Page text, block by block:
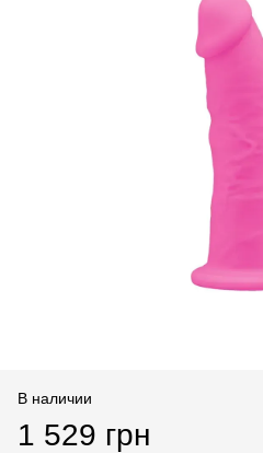
В наличии
1 529 грн